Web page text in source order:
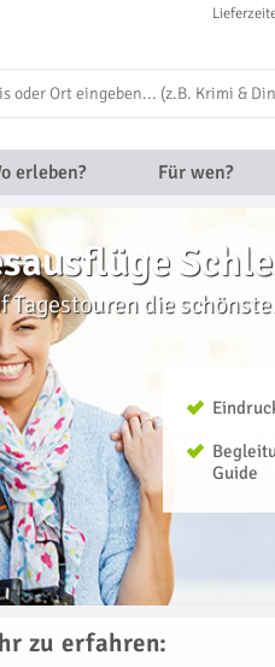
erleben? Für wen?
Tagestouren die
Guide
zu erfahren: